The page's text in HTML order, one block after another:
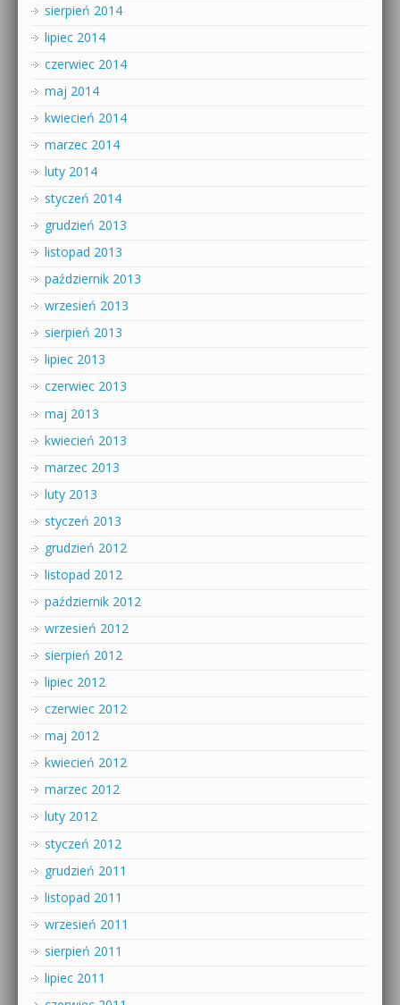
sierpień 2014
lipiec 2014
czerwiec 2014
maj 2014
kwiecień 2014
marzec 2014
luty 2014
styczeń 2014
grudzień 2013
listopad 2013
październik 2013
wrzesień 2013
sierpień 2013
lipiec 2013
czerwiec 2013
maj 2013
kwiecień 2013
marzec 2013
luty 2013
styczeń 2013
grudzień 2012
listopad 2012
październik 2012
wrzesień 2012
sierpień 2012
lipiec 2012
czerwiec 2012
maj 2012
kwiecień 2012
marzec 2012
luty 2012
styczeń 2012
grudzień 2011
listopad 2011
wrzesień 2011
sierpień 2011
lipiec 2011